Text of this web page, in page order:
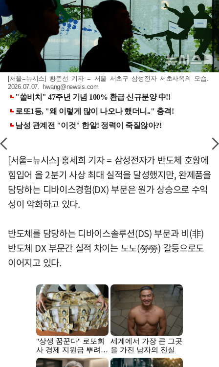
[서울=뉴시스] 황준선 기자 = 서울 서초구 삼성전자 서초사옥의 모습.
2026.07.07. hwang@newsis.com
[서울=뉴시스] 홍세희 기자 = 삼성전자가 반도체 호황에
힘입어 올 2분기 사상 최대 실적을 달성했지만, 완제품을
담당하는 디바이스경험(DX) 부문은 원가 상승으로 수익
성이 악화하고 있다.
반도체를 담당하는 디바이스솔루션(DS) 부문과 비(非)
반도체 DX 부문간 실적 차이는 노노(勞勞) 갈등으로도
이어지고 있다.